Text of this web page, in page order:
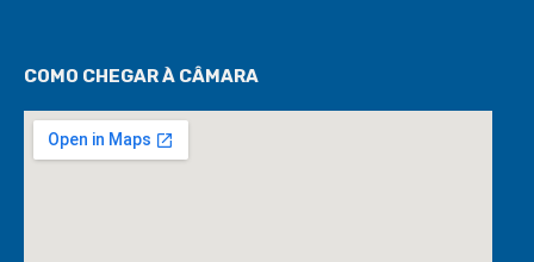
COMO CHEGAR À CÂMARA